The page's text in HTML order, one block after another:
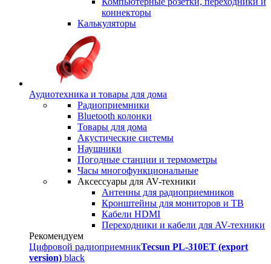
коннекторы
Калькуляторы
Аудиотехника и товары для дома
Радиоприемники
Bluetooth колонки
Товары для дома
Акустические системы
Наушники
Погодные станции и термометры
Часы многофункциональные
Аксессуары для AV-техники
Антенны для радиоприемников
Кронштейны для мониторов и ТВ
Кабели HDMI
Переходники и кабели для AV-техники
Рекомендуем
Цифровой радиоприемникTecsun PL-310ET (export
version) black